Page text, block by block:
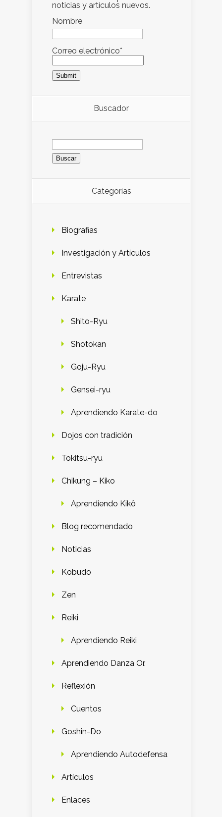
noticias y artículos nuevos.
Nombre
Correo electrónico*
Buscador
Buscar:
Categorías
Biografias
Investigación y Artículos
Entrevistas
Karate
Shito-Ryu
Shotokan
Goju-Ryu
Gensei-ryu
Aprendiendo Karate-do
Dojos con tradición
Tokitsu-ryu
Chikung – Kiko
Aprendiendo Kikô
Blog recomendado
Noticias
Kobudo
Zen
Reiki
Aprendiendo Reiki
Aprendiendo Danza Or.
Reflexión
Cuentos
Goshin-Do
Aprendiendo Autodefensa
Artículos
Enlaces